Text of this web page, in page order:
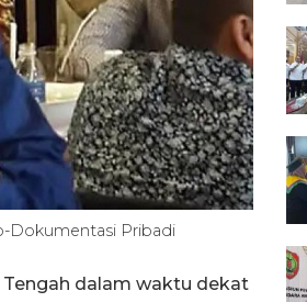
Dokumentasi Pribadi
Tengah dalam waktu dekat